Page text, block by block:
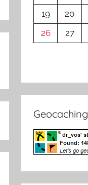
19
20
26
27
Geocaching